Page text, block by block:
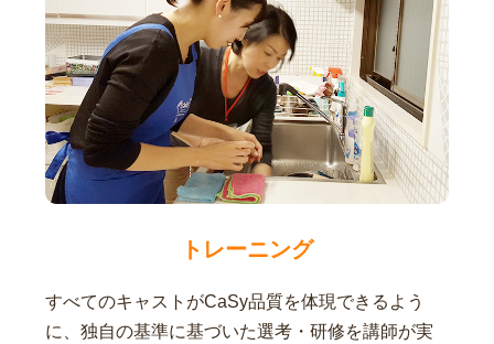
トレーニング
すべてのキャストがCaSy品質を体現できるよう
に、独自の基準に基づいた選考・研修を講師が実